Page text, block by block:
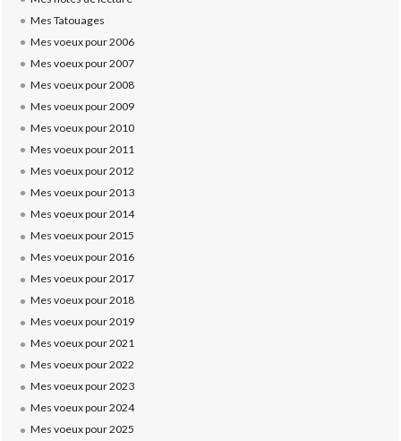
Mes Tatouages
Mes voeux pour 2006
Mes voeux pour 2007
Mes voeux pour 2008
Mes voeux pour 2009
Mes voeux pour 2010
Mes voeux pour 2011
Mes voeux pour 2012
Mes voeux pour 2013
Mes voeux pour 2014
Mes voeux pour 2015
Mes voeux pour 2016
Mes voeux pour 2017
Mes voeux pour 2018
Mes voeux pour 2019
Mes voeux pour 2021
Mes voeux pour 2022
Mes voeux pour 2023
Mes voeux pour 2024
Mes voeux pour 2025